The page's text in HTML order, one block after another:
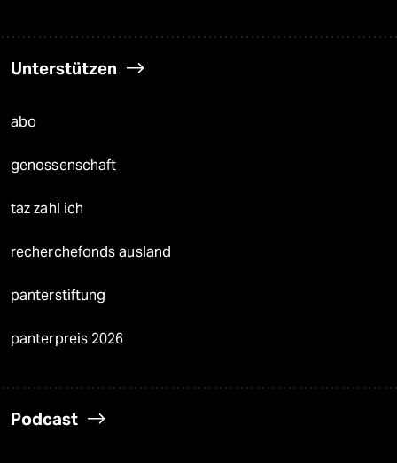
Unterstützen
abo
genossenschaft
taz zahl ich
recherchefonds ausland
panterstiftung
panterpreis 2026
Podcast